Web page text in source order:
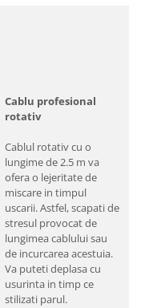
Cablu profesional
rotativ
Cablul rotativ cu o
lungime de 2.5 m va
ofera o lejeritate de
miscare in timpul
uscarii. Astfel, scapati de
stresul provocat de
lungimea cablului sau
de incurcarea acestuia.
Va puteti deplasa cu
usurinta in timp ce
stilizati parul.